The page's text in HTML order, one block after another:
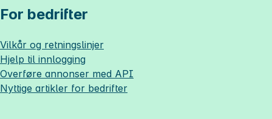
For bedrifter
Vilkår og retningslinjer
Hjelp til innlogging
Overføre annonser med API
Nyttige artikler for bedrifter